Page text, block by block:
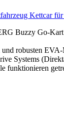
Kettcar
Buzzy Go-
robusten
Systems
funktionieren